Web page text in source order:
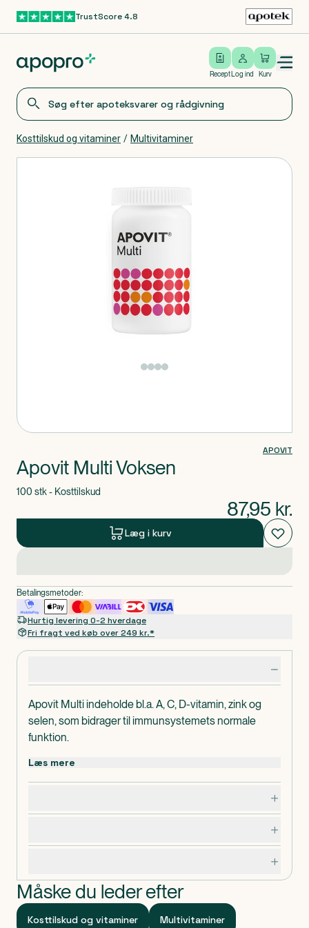
Gå til hovedindholdTrustScore 4.8
Recept
Log ind
Log ind Kurv
Open/close menu
Kosttilskud og vitaminer / Multivitaminer
Apovit Multi indeholde bl.a. A, C, D-vitamin, zink og
selen, som bidrager til immunsystemets normale
funktion.
Tabletter.
Læs mere
Måske du leder efter
Kosttilskud og vitaminer Multivitaminer
APOVIT
Apovit Multi Voksen
100 stk - Kosttilskud
87,95 kr.
Læg i kurv
Betalingsmetoder:
Hurtig levering 0-2 hverdage
Fri fragt ved køb over 249 kr.*